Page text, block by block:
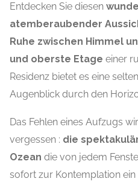
Entdecken Sie diesen
atemberaubender
Ruhe zwischen Himmel
und oberste Etage einer
Residenz bietet es eine
Augenblick durch den
Das Fehlen eines Aufzugs
vergessen : die
Ozean die von jedem
sofort zur Kontemplation ein